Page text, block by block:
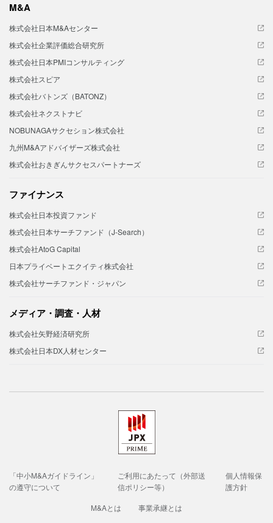
M&A
株式会社日本M&Aセンター
株式会社企業評価総合研究所
株式会社日本PMIコンサルティング
株式会社スピア
株式会社バトンズ（BATONZ）
株式会社ネクストナビ
NOBUNAGAサクセション株式会社
九州M&Aアドバイザーズ株式会社
株式会社おきぎんサクセスパートナーズ
ファイナンス
株式会社日本投資ファンド
株式会社日本サーチファンド（J-Search）
株式会社AtoG Capital
日本プライベートエクイティ株式会社
株式会社サーチファンド・ジャパン
メディア・調査・人材
株式会社矢野経済研究所
株式会社日本DX人材センター
「中小M&Aガイドライン」
の遵守について
ご利用にあたって（外部送
信ポリシー等）
個人情報保
護方針
M&Aとは
事業承継とは